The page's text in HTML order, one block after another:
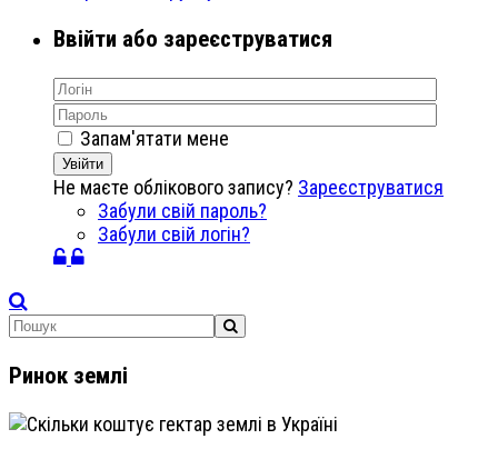
Ввійти або зареєструватися
Запам'ятати мене
Увійти
Не маєте облікового запису? Зареєструватися
Забули свій пароль?
Забули свій логін?
Ринок землі